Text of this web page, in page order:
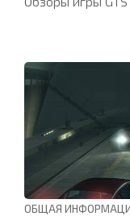
ОБЩАЯ